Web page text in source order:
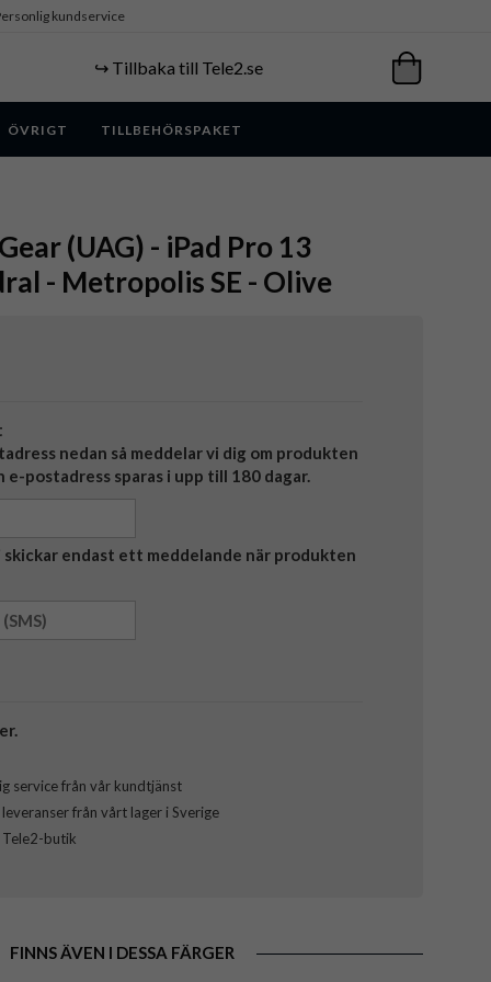
kundservice
↪️ Tillbaka till Tele2.se
ÖVRIGT TILLBEHÖRSPAKET
(UAG) - iPad Pro 13
- Metropolis SE - Olive
nedan så meddelar vi dig om produkten
e-postadress sparas i upp till 180 dagar.
skickar endast ett meddelande när produkten
service från vår kundtjänst
från vårt lager i Sverige
butik
FINNS ÄVEN I DESSA FÄRGER